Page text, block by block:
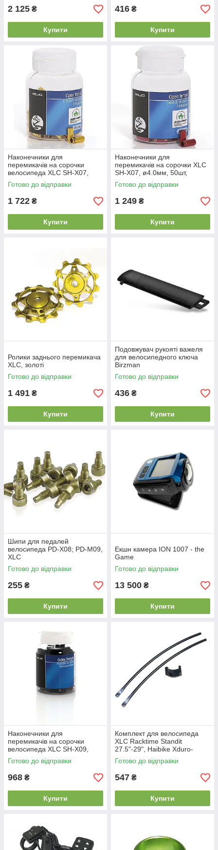
2 125 ₴
Купити
416 ₴
Купити
Наконечники для
перемикачів на сорочки
велосипеда XLC SH-X07,
ø4.0мм, 50шт, золотий
Готово до відправки
1 722 ₴
Купити
Наконечники для
перемикачів на сорочки XLC
SH-X07, ø4.0мм, 50шт,
червоний
Готово до відправки
1 249 ₴
Купити
Ролики заднього перемикача
XLC, золоті
Готово до відправки
1 491 ₴
Купити
Подовжувач рукояті важеля
для велосипедного ключа
Birzman
Готово до відправки
436 ₴
Купити
Шипи для педалей
велосипеда PD-X08; PD-M09,
XLC
Готово до відправки
255 ₴
Купити
Екшн камера ION 1007 - the
Game
Готово до відправки
13 500 ₴
Купити
Наконечники для
перемикачів на сорочки
велосипеда XLC SH-X09,
200шт, чорні
Готово до відправки
968 ₴
Купити
Комплект для велосипеда
XLC Racktime Standit
27.5"-29", Haibike Xduro-
Sduro, чорний
Готово до відправки
547 ₴
Купити